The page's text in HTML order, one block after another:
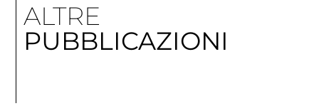
ALTRE
PUBBLICAZIONI